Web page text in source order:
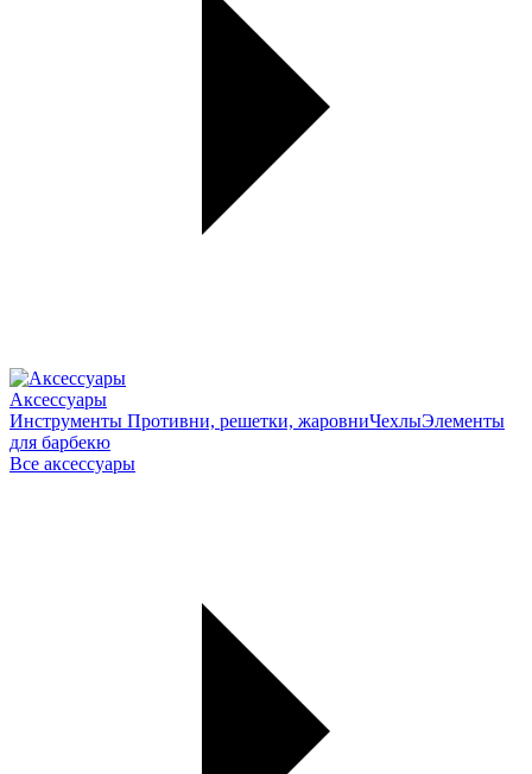
Аксессуары
Инструменты Противни, решетки, жаровниЧехлыЭлементы
для барбекю
Все аксессуары